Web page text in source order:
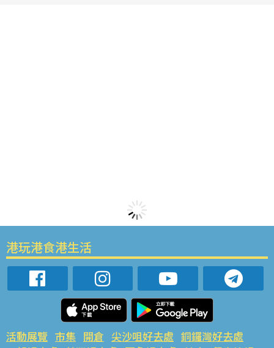
港玩港食港生活
活動展覽 市集 開倉 尖沙咀好去處 銅鑼灣好去處